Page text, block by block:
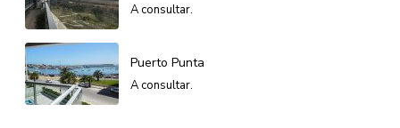
A consultar.
Puerto Punta
A consultar.